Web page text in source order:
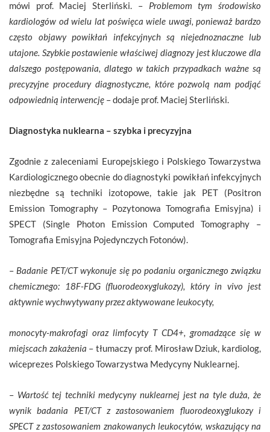
mówi prof. Maciej Sterliński. – Problemom tym środowisko
kardiologów od wielu lat poświęca wiele uwagi, ponieważ bardzo
często objawy powikłań infekcyjnych są niejednoznaczne lub
utajone. Szybkie postawienie właściwej diagnozy jest kluczowe dla
dalszego postępowania, dlatego w takich przypadkach ważne są
precyzyjne procedury diagnostyczne, które pozwolą nam podjąć
odpowiednią interwencję – dodaje prof. Maciej Sterliński.
Diagnostyka nuklearna – szybka i precyzyjna
Zgodnie z zaleceniami Europejskiego i Polskiego Towarzystwa
Kardiologicznego obecnie do diagnostyki powikłań infekcyjnych
niezbędne są techniki izotopowe, takie jak PET (Positron
Emission Tomography – Pozytonowa Tomografia Emisyjna) i
SPECT (Single Photon Emission Computed Tomography –
Tomografia Emisyjna Pojedynczych Fotonów).
– Badanie PET/CT wykonuje się po podaniu organicznego związku
chemicznego: 18F-FDG (fluorodeoxyglukozy), który in vivo jest
aktywnie wychwytywany przez aktywowane leukocyty,
monocyty-makrofagi oraz limfocyty T CD4+, gromadzące się w
miejscach zakażenia – tłumaczy prof. Mirosław Dziuk, kardiolog,
wiceprezes Polskiego Towarzystwa Medycyny Nuklearnej.
– Wartość tej techniki medycyny nuklearnej jest na tyle duża, że
wynik badania PET/CT z zastosowaniem fluorodeoxyglukozy i
SPECT z zastosowaniem znakowanych leukocytów, wskazujący na